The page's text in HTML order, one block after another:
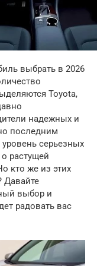
выбрать в 2026
Toyota,
надежных и
последним
серьезных
растущей
кто же из этих
Давайте
выбор и
радовать вас